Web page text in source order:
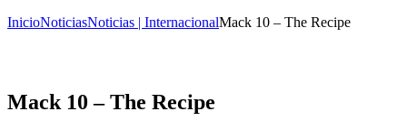
InicioNoticiasNoticias | InternacionalMack 10 – The Recipe
Mack 10 – The Recipe